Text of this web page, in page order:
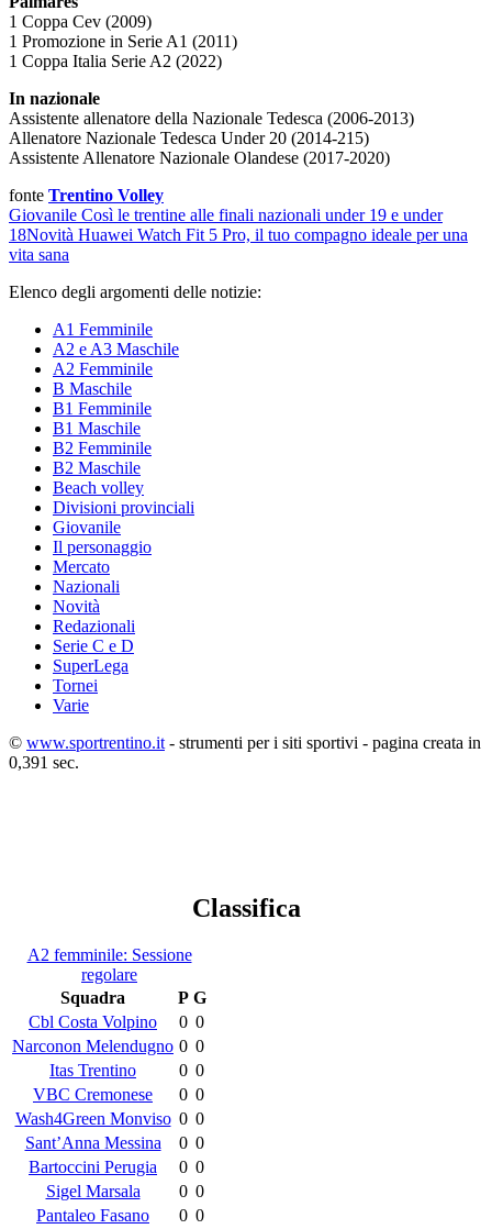
1 Coppa Cev (2009)
1 Promozione in Serie A1 (2011)
1 Coppa Italia Serie A2 (2022)
In nazionale
Assistente allenatore della Nazionale Tedesca (2006-2013)
Allenatore Nazionale Tedesca Under 20 (2014-215)
Assistente Allenatore Nazionale Olandese (2017-2020)
fonte Trentino Volley
Giovanile Così le trentine alle finali nazionali under 19 e under
18Novità Huawei Watch Fit 5 Pro, il tuo compagno ideale per una
vita sana
Elenco degli argomenti delle notizie:
A1 Femminile
A2 e A3 Maschile
A2 Femminile
B Maschile
B1 Femminile
B1 Maschile
B2 Femminile
B2 Maschile
Beach volley
Divisioni provinciali
Giovanile
Il personaggio
Mercato
Nazionali
Novità
Redazionali
Serie C e D
SuperLega
Tornei
Varie
© www.sportrentino.it- strumenti per i siti sportivi - pagina creata in
0,391 sec.
Classifica
A2 femminile: Sessione
regolare
Squadra
P G
Cbl Costa Volpino
0 0
Narconon Melendugno 0 0
Itas Trentino
0 0
VBC Cremonese
0 0
Wash4Green Monviso 0 0
Sant’Anna Messina
0 0
Bartoccini Perugia
0 0
Sigel Marsala
0 0
Pantaleo Fasano
0 0